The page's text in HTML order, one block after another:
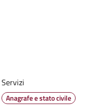
Servizi
Anagrafe e stato civile